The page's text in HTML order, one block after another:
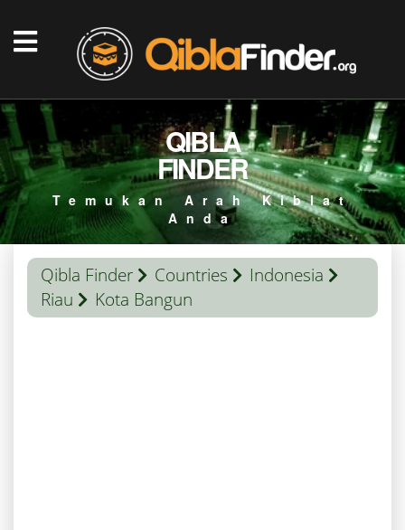
QIBLA
FINDER
Temukan Arah Kiblat
Anda
Qibla Finder Countries
Indonesia
Riau
Kota Bangun